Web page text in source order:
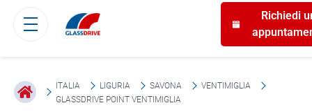
Richiedi
ITALIA LIGURIA SAVONA
VENTIMIGLIA
GLASSDRIVE POINT VENTIMIGLIA